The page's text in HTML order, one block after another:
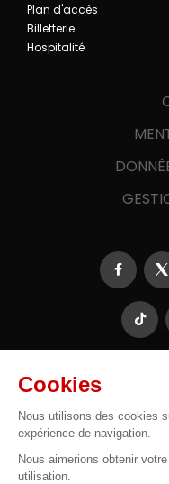
Plan d'accès
Billetterie
Hospitalité